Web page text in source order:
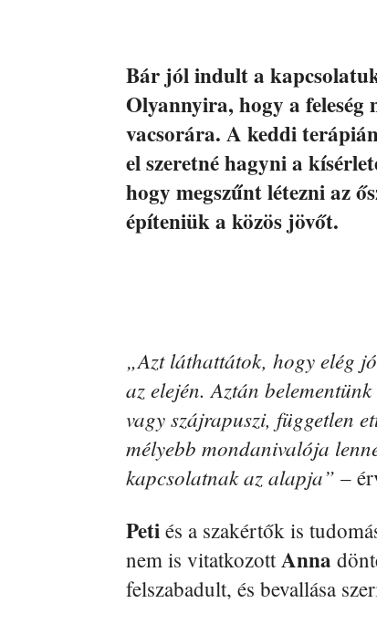
Bár jól indult a
Olyannyira, hogy a feleség
vacsorára. A keddi
el szeretné hagyni a
hogy megszűnt létezni az
építeniük a közös jövőt.
„Azt láthattátok, hogy elég
az elején. Aztán
vagy szájrapuszi, független
mélyebb mondanivalója
kapcsolatnak az alapja” –
Peti és a szakértők is
nem is vitatkozottAnna
felszabadult, és bevallása